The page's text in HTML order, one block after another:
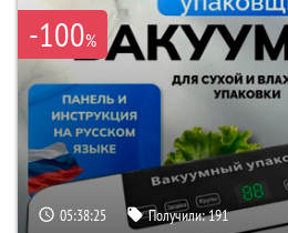
-100%
05:38:24 Получили:191